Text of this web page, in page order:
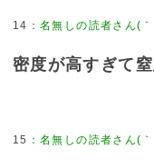
14 ：名無しの読者さん(
密度が高すぎて
15 ：名無しの読者さん(